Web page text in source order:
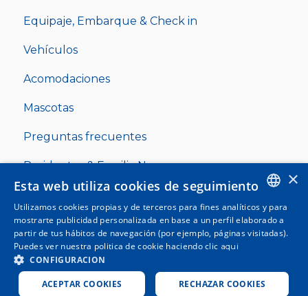
Equipaje, Embarque & Check in
Vehículos
Acomodaciones
Mascotas
Preguntas frecuentes
Residentes & Familia Numerosa
Copyright © 2025, Clickferry
ENGLISH
SPANISH
GERMAN
×
Esta web utiliza cookies de seguimiento
Utilizamos cookies propias y de terceros para fines analíticos y para
mostrarte publicidad personalizada en base a un perfil elaborado a
partir de tus hábitos de navegación (por ejemplo, páginas visitadas).
Puedes ver nuestra politica de cookie haciendo clic aqui
CONFIGURACION
ACEPTAR COOKIES RECHAZAR COOKIES